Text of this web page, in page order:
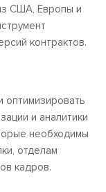
США, Европы и
контрактов.
оптимизировать
и аналитики
необходимы
отделам
кадров.